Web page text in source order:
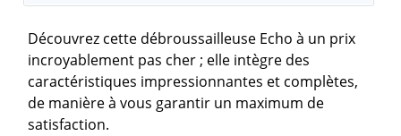
Découvrez cette débroussailleuse Echo à un prix
incroyablement pas cher ; elle intègre des
caractéristiques impressionnantes et complètes,
de manière à vous garantir un maximum de
satisfaction.